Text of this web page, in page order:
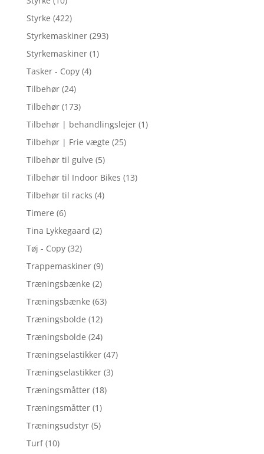
Styrke (422)
Styrkemaskiner (293)
Styrkemaskiner (1)
Tasker - Copy (4)
Tilbehør (24)
Tilbehør (173)
Tilbehør | behandlingslejer (1)
Tilbehør | Frie vægte (25)
Tilbehør til gulve (5)
Tilbehør til Indoor Bikes (13)
Tilbehør til racks (4)
Timere (6)
Tina Lykkegaard (2)
Tøj - Copy (32)
Trappemaskiner (9)
Træningsbænke (2)
Træningsbænke (63)
Træningsbolde (12)
Træningsbolde (24)
Træningselastikker (47)
Træningselastikker (3)
Træningsmåtter (18)
Træningsmåtter (1)
Træningsudstyr (5)
Turf (10)